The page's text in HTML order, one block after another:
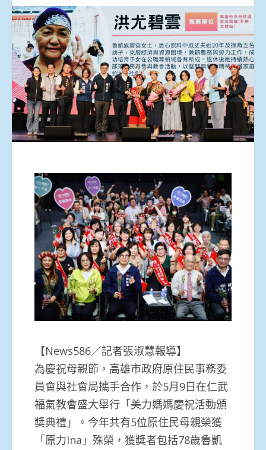
【News586／記者張淑慧報導】
為慶祝母親節，高雄市政府原住民事務委
員會與社會局攜手合作，於5月9日在仁武
福氣教會盛大舉行「美力媽媽慶祝活動頒
獎典禮」。今年共有5位原住民母親榮獲
「原力Ina」殊榮，獲獎者包括78歲魯凱